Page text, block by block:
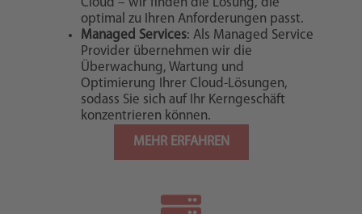
Cloud – wir finden die Lösung, die
optimal zu Ihren Anforderungen passt.
Managed Services: Als Managed Service
Provider übernehmen wir die
Überwachung, Wartung und
Optimierung Ihrer Cloud-Lösungen,
sodass Sie sich auf Ihr Kerngeschäft
konzentrieren können.
MEHR ERFAHREN